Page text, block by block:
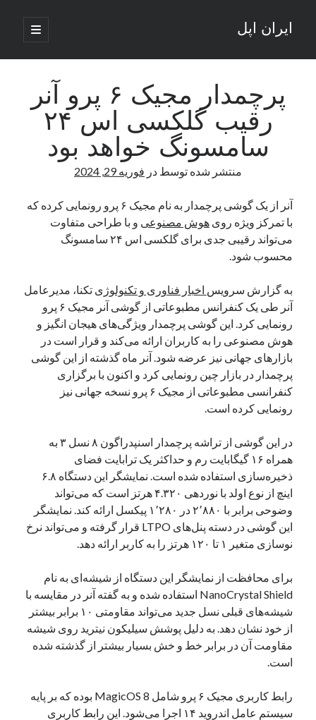
ایران اپل
باز
کردن
اصلی
نوار
نوشته‌های تازه
راه‌های اتصال موبایل و کامپیوتر به یکدیگر: تجربه‌ای یکپارچه و کاربردی
انتقاد کاربران از اتمام زودهنگام بسته‌های اینترنت ایرانسل همزمان با شرایط
ادعای نت‌بلاکس: قطعی اینترنت ایران بیش از 120 ساعت ادامه یافت؛ اتصال
کشور به حدود یک درصد رسید
قطعی اینترنت در ایران از مرز 48 ساعت گذشت!
گوشی HMD Luma با دوربین 50 مگاپیکسل و نمایشگر 120 هرتز رونمایی شد
آخرین دیدگاه‌ها
یک نویسنده دیدگاه وردپرسدرتعمیرات تخصصی فیس آیدی
بایگانی‌ها
مارس 2026
ژانویه 2026
دسامبر 2025
نوامبر 2025
آگوست 2025
جولای 2025
ژوئن 2025
می 2025
مارس 2025
فوریه 2025
ژانویه 2025
دسامبر 2024
نوامبر 2024
اکتبر 2024
آگوست 2024
جولای 2024
پرچمدار مجیک ۶ پرو آنر
رقیب گلکسی اس ۲۴
سامسونگ خواهد بود
منتشر شده توسط در فوریه 29, 2024
آنر از یک گوشی پرچمدار به نام مجیک ۶ پرو رونمایی کرده که
با تمرکز ویژه رویهوش مصنوعی و با طراحی متفاوت
می‌تواند رقیبی جدی برای گلکسی اس ۲۴ سامسونگ
محسوب شود.
به گزارش سرویس اخبار فناوری و تکنولوژی تکنا، مدیرعامل
آنر طی یک کنفرانس مطبوعاتی از گوشی آنر مجیک ۶ پرو
رونمایی کرد. این گوشی پرچمدار ویژگی‌های هیجان انگیز و
هوش مصنوعی را به کاربران ارائه می‌کند و قرار است در
بازارهای جهانی نیز عرضه شود. آنر ماه گذشته از این گوشی
پرچمدار در بازار چین رونمایی کرد و اکنون با برگزاری
کنفرانسی مطبوعاتی از مجیک ۶ پرو نسخه جهانی نیز
رونمایی کرده است.
در این گوشی از تراشه پرچمدار اسنپدراگون ۸ نسل ۳ به
همراه ۱۶ گیگابایت رم و حداکثر یک ترابایت فضای
ذخیره‌سازی استفاده شده است. نمایشگر این دستگاه ۶.۸
اینچ از نوع اولد با نوردهی ۴.۳۲۰ هرتز است که می‌تواند
وضوحی برابر با ۲٬۸۸۰ در ۱٬۲۸۰ پیکسل ارائه کند. نمایشگر
این گوشی در دسته پنل‌های LTPO قرار گرفته و می‌تواند نرخ
نوسازی متغیر ۱ تا ۱۲۰ هرتز را به کاربر ارائه دهد.
برای محافظت از نمایشگر این دستگاه از شیشه‌ای به نام
NanoCrystal Shield استفاده شده و به گفته آنر در مقایسه با
شیشه‌های قبلی نسل جدید می‌تواند مقاومتی ۱۰ برابر بیشتر
از خود نشان دهد. به دلیل پوشش سیلیکون نیترید روی شیشه
مقاومت آن در برابر خط و خش بسیار بیشتر از گذشته شده
است.
رابط کاربری مجیک ۶ پرو شامل MagicOS 8 بوده که بر پایه
سیستم عامل اندروید ۱۴ اجرا می‌شود. این رابط کاربری